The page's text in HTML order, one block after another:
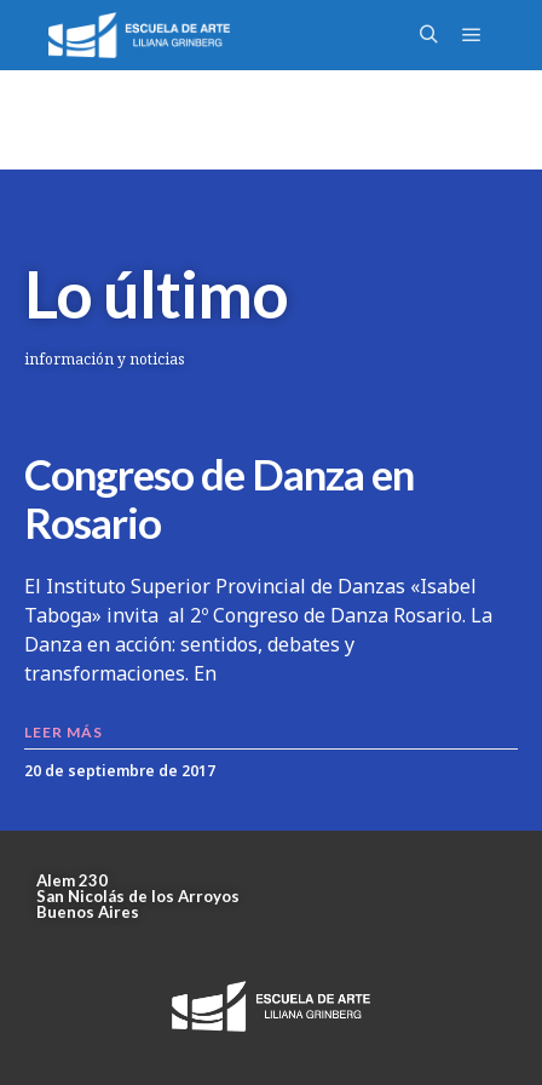
Lo último
información y noticias
Congreso de Danza en
Rosario
El Instituto Superior Provincial de Danzas «Isabel
Taboga» invita al 2º Congreso de Danza Rosario. La
Danza en acción: sentidos, debates y
transformaciones. En
LEER MÁS
20 de septiembre de 2017
Alem 230
San Nicolás de los Arroyos
Buenos Aires